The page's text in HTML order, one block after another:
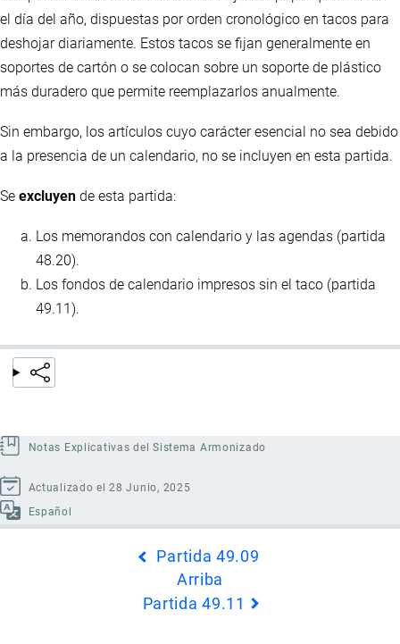
el día del año, dispuestas por orden cronológico en tacos para
deshojar diariamente. Estos tacos se fijan generalmente en
soportes de cartón o se colocan sobre un soporte de plástico
más duradero que permite reemplazarlos anualmente.
Sin embargo, los artículos cuyo carácter esencial no sea debido
a la presencia de un calendario, no se incluyen en esta partida.
Se excluyen de esta partida:
Los memorandos con calendario y las agendas (partida
48.20).
Los fondos de calendario impresos sin el taco (partida
49.11).
Notas Explicativas del Sistema Armonizado
Actualizado el 28 Junio, 2025
Español
Partida 49.09
Arriba
Partida 49.11